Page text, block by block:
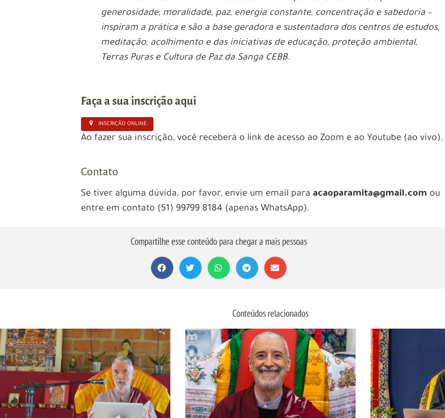
generosidade, moralidade, paz, energia constante, concentração e sabedoria –
inspiram a prática e são a base geradora e sustentadora dos centros de estudos,
meditação, acolhimento e das iniciativas de educação, proteção ambiental,
Terras Puras e Cultura de Paz da Sanga CEBB.
Faça a sua inscrição aqui
INSCRIÇÃO ONLINE
Ao fazer sua inscrição, você receberá o link de acesso ao Zoom e ao Youtube (ao vivo).
Contato
Se tiver alguma dúvida, por favor, envie um email paraacaoparamita@gmail.com ou
entre em contato (51) 99799 8184 (apenas WhatsApp).
Compartilhe esse conteúdo para chegar a mais pessoas
Conteúdos relacionados